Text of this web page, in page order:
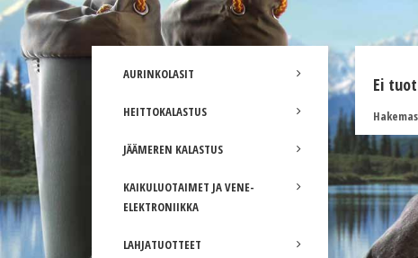
AURINKOLASIT
HEITTOKALASTUS
JÄÄMEREN KALASTUS
KAIKULUOTAIMET JA VENE-
ELEKTRONIIKKA
LAHJATUOTTEET
Ei